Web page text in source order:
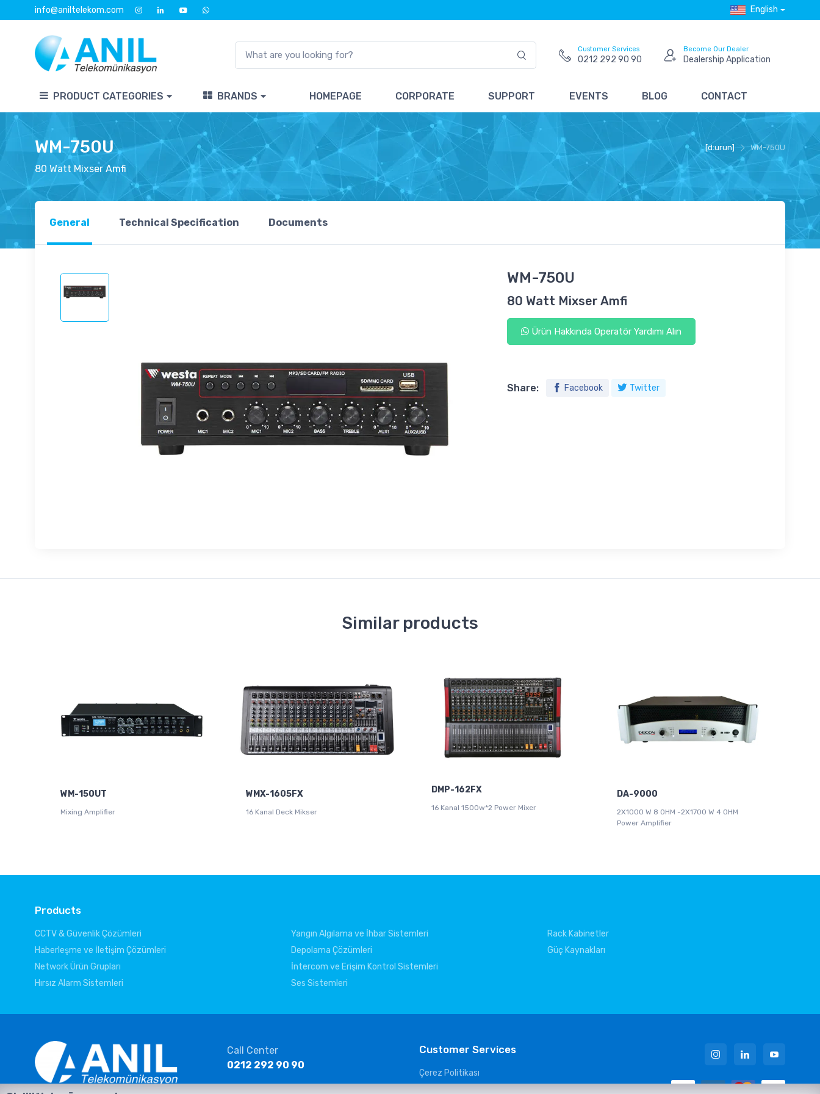
info@aniltelekom.com English
Customer Services
0212 292 90 90
Become Our Dealer
Dealership Application
PRODUCT CATEGORIES BRANDS HOMEPAGE CORPORATE SUPPORT EVENTS BLOG CONTACT
[d:urun] WM-750U
WM-750U
80 Watt Mixser Amfi
General Technical Specification Documents
WM-750U
80 Watt Mixser Amfi
Ürün Hakkında Operatör Yardımı Alın
Share: Facebook Twitter
Similar products
WM-150UT
Mixing Amplifier
WMX-1605FX
16 Kanal Deck Mikser
DMP-162FX
16 Kanal 1500w*2 Power Mixer
DA-9000
2X1000 W 8 OHM -2X1700 W 4 OHM
Power Amplifier
Products
CCTV & Güvenlik Çözümleri
Haberleşme ve İletişim Çözümleri
Network Ürün Grupları
Hırsız Alarm Sistemleri
Yangın Algılama ve İhbar Sistemleri
Depolama Çözümleri
İntercom ve Erişim Kontrol Sistemleri
Ses Sistemleri
Rack Kabinetler
Güç Kaynakları
Call Center
0212 292 90 90
Customer Services
Çerez Politikası